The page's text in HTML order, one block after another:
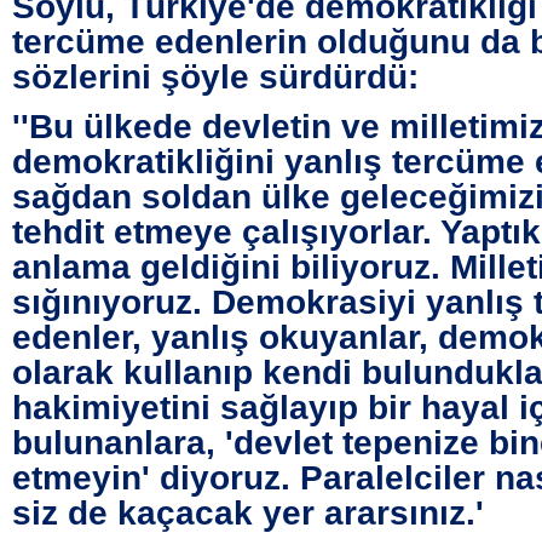
tercüme edenlerin olduğunu da
sözlerini şöyle sürdürdü:
''Bu ülkede devletin ve
demokratikliğini yanlış tercüme
sağdan soldan ülke
tehdit etmeye çalışıyorlar.
anlama geldiğini biliyoruz.
sığınıyoruz. Demokrasiyi yanlış
edenler, yanlış okuyanlar,
olarak kullanıp kendi
hakimiyetini sağlayıp bir hayal
bulunanlara, 'devlet tepenize
etmeyin' diyoruz. Paralelciler
siz de kaçacak yer ararsınız.'